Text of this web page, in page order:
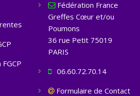
Fédération France
Greffes Cœur et/ou
Poumons
36 rue Petit 75019
PARIS
06.60.72.70.14
Formulaire de Contact